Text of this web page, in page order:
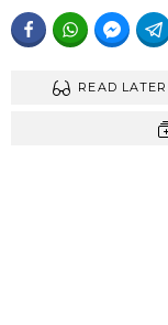
FACEBOOK
READ LATER